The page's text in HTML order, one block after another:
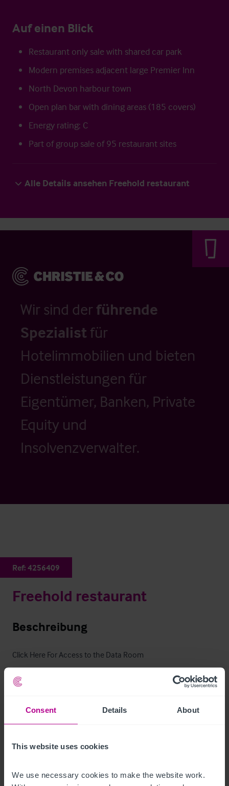
Consent Details About
This website uses cookies
We use necessary cookies to make the website work.
Auf einen Blick
Restaurant only sale with shared car park
Modern premises adjacent large Premier Inn
North Devon harbour town
Open plan bar with dining areas (185 covers)
Energy rating: C
Part of group sale of 95 restaurant sites
Alle Details ansehen Freehold restaurant
Wir sind der führende
Spezialistfür
Hotelimmobilien und bieten
Dienstleistungen für
Eigentümer, Banken, Private
Equity und
Insolvenzverwalter.
Ref: 4256409
Freehold restaurant
Beschreibung
Click Here For Access to the Data Room
Freehold restaurant Ref:4256409
Per E-Mail Teilen